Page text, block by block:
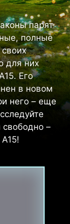
парят
полные
для них
Его
в новом
него – еще
свободно –